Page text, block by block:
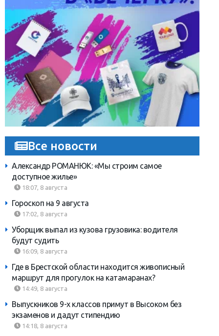
Все новости
Александр РОМАНЮК: «Мы строим самое
доступное жилье»
18:07, 8 августа
Гороскоп на 9 августа
17:02, 8 августа
Уборщик выпал из кузова грузовика: водителя
будут судить
16:09, 8 августа
Где в Брестской области находится живописный
маршрут для прогулок на катамаранах?
14:49, 8 августа
Выпускников 9-х классов примут в Высоком без
экзаменов и дадут стипендию
14:18, 8 августа